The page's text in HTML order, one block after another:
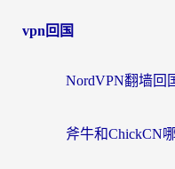
vpn回国